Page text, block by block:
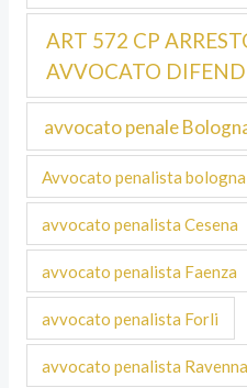
ART 572 CP
AVVOCATO
avvocato penale
Avvocato penalista bologna
avvocato penalista Cesena
avvocato penalista Faenza
avvocato penalista Forli
avvocato penalista Ravenna